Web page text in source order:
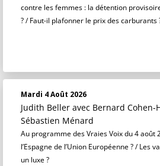
contre les femmes : la détention
? / Faut-il plafonner le prix des carburants
Mardi 4 Août 2026
Judith Beller avec Bernard Cohen-
Sébastien Ménard
Au programme des Vraies Voix du 4 août
l’Espagne de l’Union Européenne ? / Les
un luxe ?